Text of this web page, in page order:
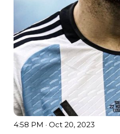
4:58 PM · Oct 20, 2023